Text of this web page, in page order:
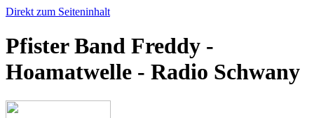
Direkt zum Seiteninhalt
Pfister Band Freddy -
Hoamatwelle - Radio Schwany